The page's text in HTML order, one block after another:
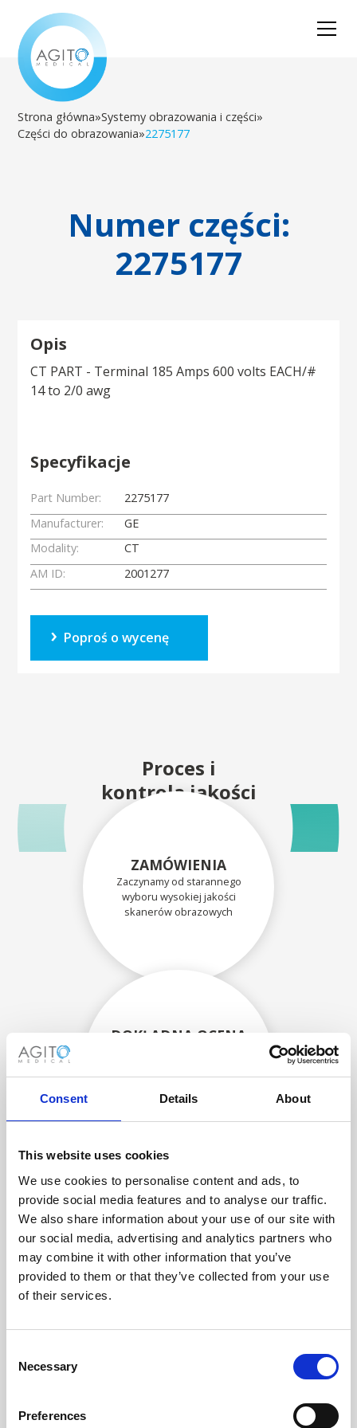
Consent Details About
This website uses cookies
We use cookies to personalise content and ads, to
provide social media features and to analyse our traffic.
We also share information about your use of our site with
our social media, advertising and analytics partners who
may combine it with other information that you’ve
provided to them or that they’ve collected from your use
of their services.
Selection
Necessary
Preferences
Strona główna»Systemy obrazowania i części»
Części do obrazowania»2275177
Numer części:
2275177
Opis
CT PART - Terminal 185 Amps 600 volts EACH/#
14 to 2/0 awg
Specyfikacje
Part Number:
2275177
Manufacturer:
GE
Modality:
CT
AM ID:
2001277
Poproś o wycenę
Proces i
kontrola jakości
ZAMÓWIENIA
Zaczynamy od starannego
wyboru wysokiej jakości
skanerów obrazowych
DOKŁADNA OCENA
doświadczonych techników.
ODZYSKIWANIE
Z OSTROŻNOŚCIĄ
Użyteczne części są
skrupulatnie odzyskiwane w
bezpiecznym środowisku ESD,
zapewniając brak uszkodzeń